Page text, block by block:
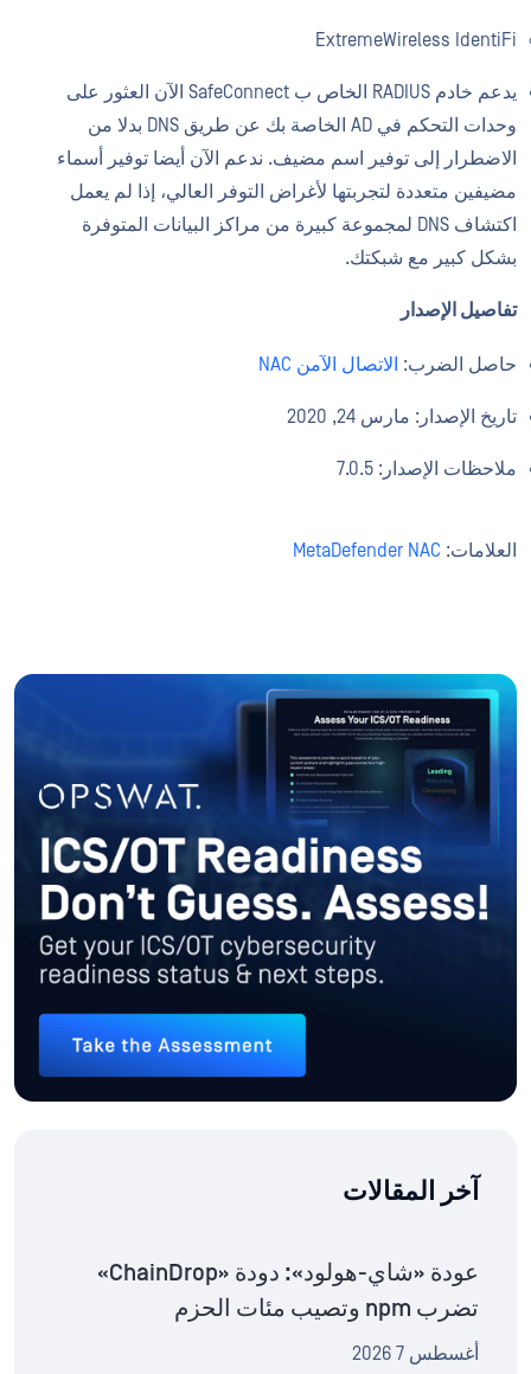
ExtremeWireless IdentiFi
يدعم خادم RADIUS الخاص ب SafeConnect الآن العثور على
وحدات التحكم في AD الخاصة بك عن طريق DNS بدلا من
الاضطرار إلى توفير اسم مضيف. ندعم الآن أيضا توفير أسماء
مضيفين متعددة لتجربتها لأغراض التوفر العالي، إذا لم يعمل
اكتشاف DNS لمجموعة كبيرة من مراكز البيانات المتوفرة
بشكل كبير مع شبكتك.
تفاصيل الإصدار
حاصل الضرب: الاتصال الآمن NAC
تاريخ الإصدار: مارس 24, 2020
ملاحظات الإصدار: 7.0.5
العلامات: MetaDefender NAC
آخر المقالات
عودة «شاي-هولود»: دودة «ChainDrop»
تضرب npm وتصيب مئات الحزم
أغسطس 7 2026